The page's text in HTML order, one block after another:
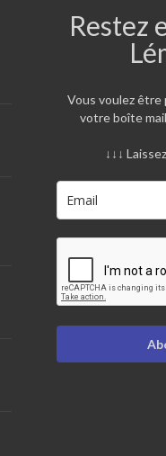
Restez
Vous voulez
votre boîte
↓↓↓